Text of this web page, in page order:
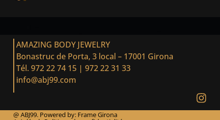
AMAZING BODY JEWELRY
Bonastruc de Porta, 3 local – 17001 Girona
Tél. 972 22 74 15| 972 22 31 33
info@abj99.com
@ ABJ99. Powered by: Frame Girona